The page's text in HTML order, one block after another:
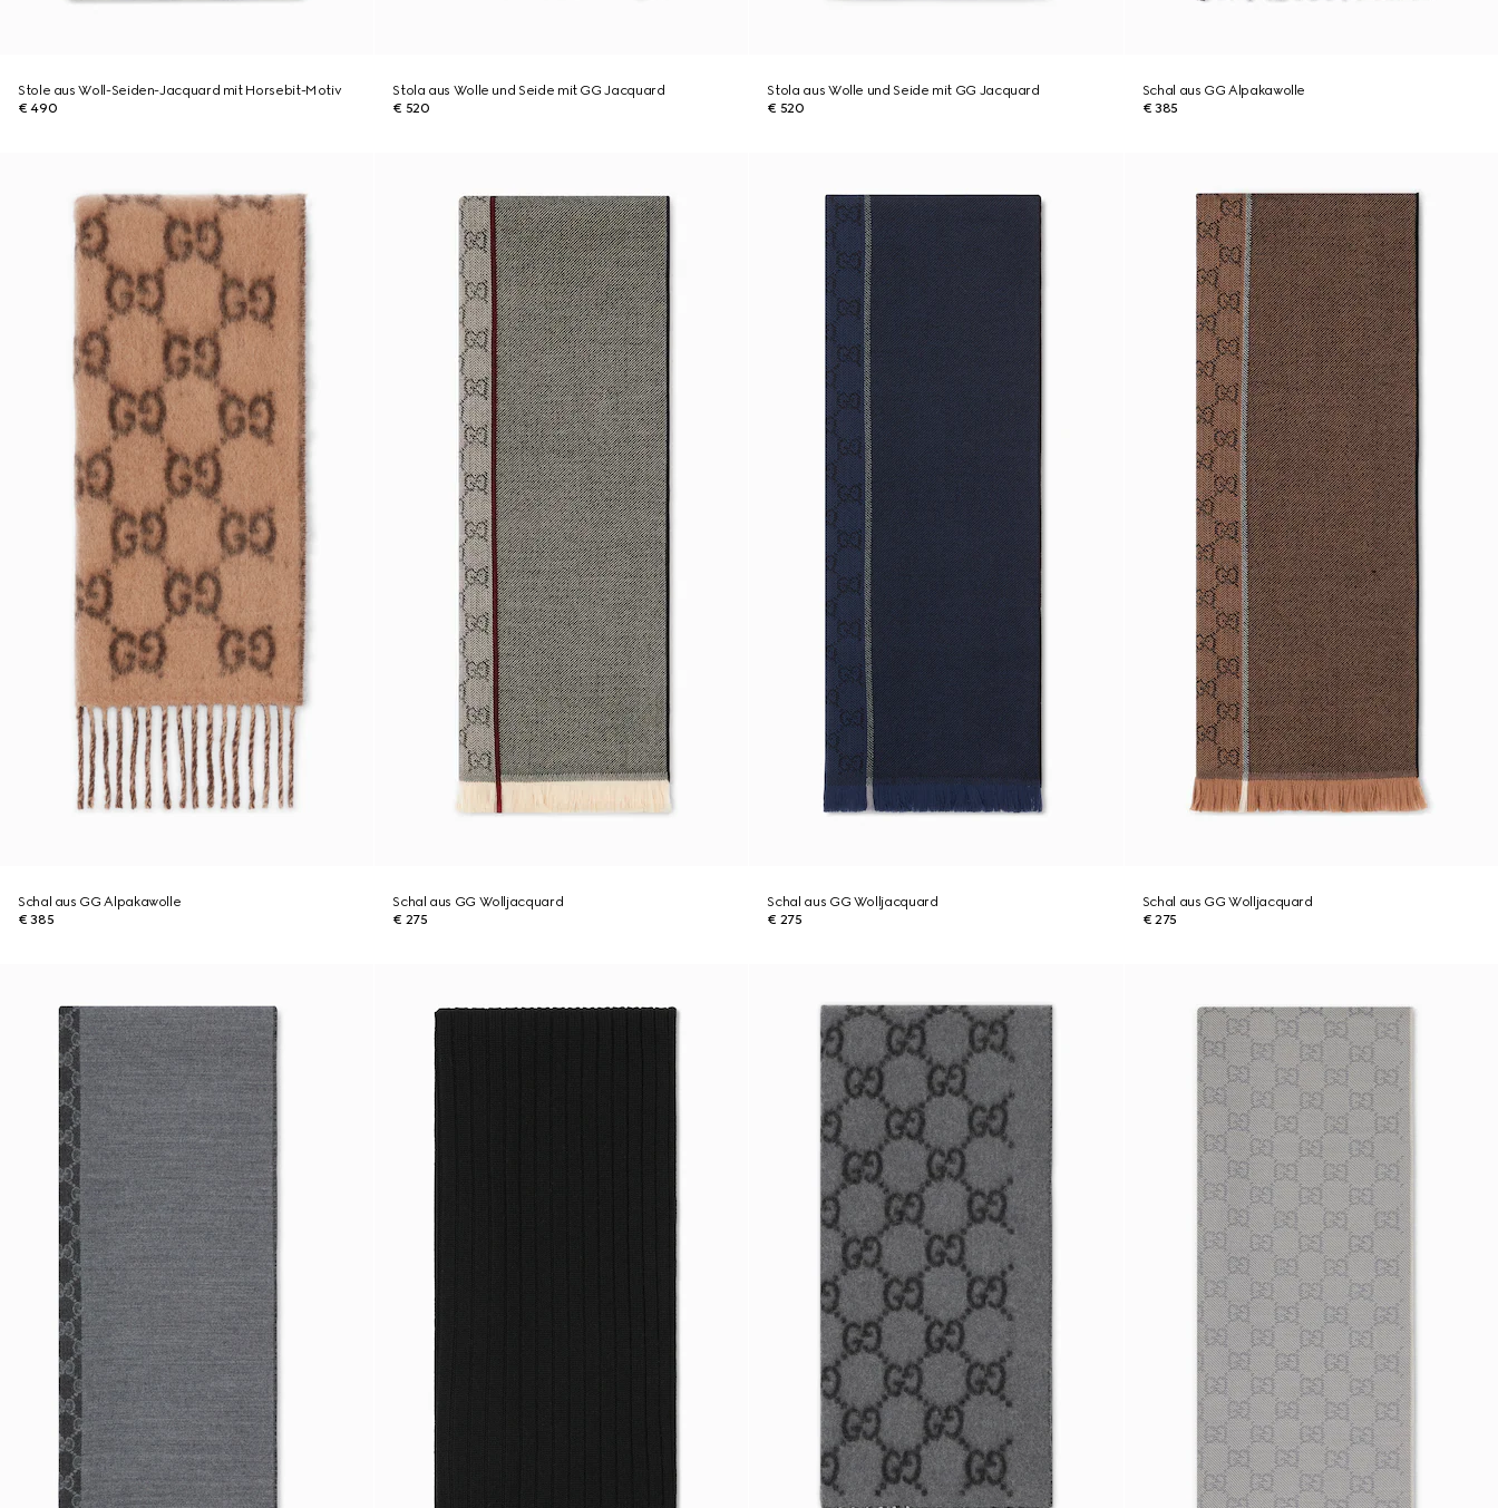
Stole aus Woll-Seiden-Jacquard mit Horsebit-Motiv
€ 490
Stola aus Wolle und Seide mit GG Jacquard
€ 520
Stola aus Wolle und Seide mit GG Jacquard
€ 520
Schal aus GG Alpakawolle
€ 385
Schal aus GG Alpakawolle
€ 385
Schal aus GG Wolljacquard
€ 275
Schal aus GG Wolljacquard
€ 275
Schal aus GG Wolljacquard
€ 275